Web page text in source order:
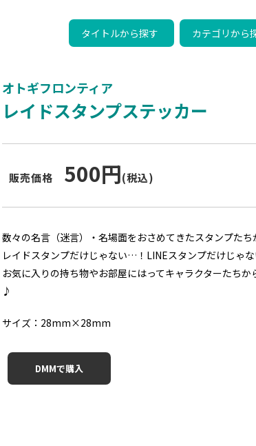
タイトルから探す カテゴリから
オトギフロンティア
レイドスタンプステッカー
販売価格 500円(税込)
数々の名言（迷言）・名場面をおさめてきたスタンプたち
レイドスタンプだけじゃない…！LINEスタンプだけじゃ
お気に入りの持ち物やお部屋にはってキャラクターたち
♪
サイズ：28mm×28mm
DMMで購入